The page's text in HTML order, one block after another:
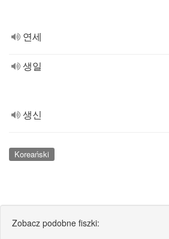
연세
생일
생신
Koreański
Zobacz podobne fiszki: